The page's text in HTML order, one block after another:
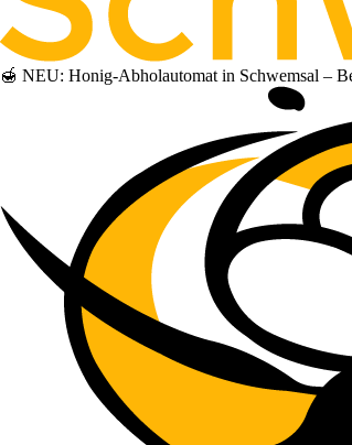
🍯 NEU: Honig-Abholautomat in Schwemsal –